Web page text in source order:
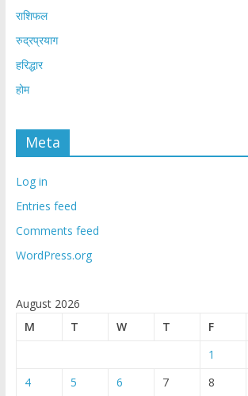
राशिफल
रुद्रप्रयाग
हरिद्धार
होम
Meta
Log in
Entries feed
Comments feed
WordPress.org
August 2026
M
T W T F
1
4
5 6 7 8